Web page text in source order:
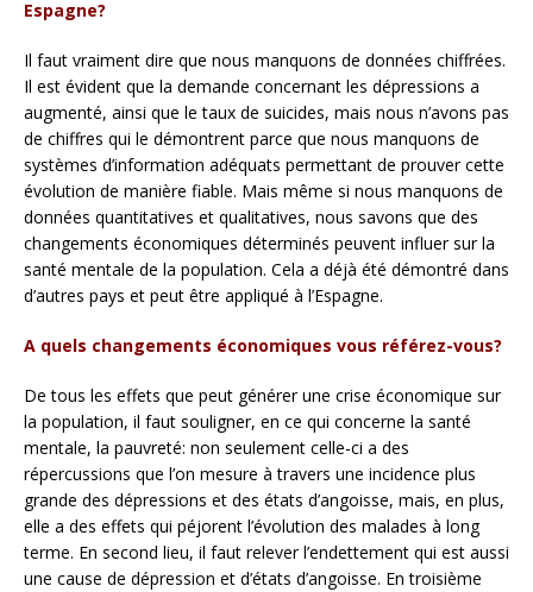
Espagne?
Il faut vraiment dire que nous manquons de données chiffrées.
Il est évident que la demande concernant les dépressions a
augmenté, ainsi que le taux de suicides, mais nous n’avons pas
de chiffres qui le démontrent parce que nous manquons de
systèmes d’information adéquats permettant de prouver cette
évolution de manière fiable. Mais même si nous manquons de
données quantitatives et qualitatives, nous savons que des
changements économiques déterminés peuvent influer sur la
santé mentale de la population. Cela a déjà été démontré dans
d’autres pays et peut être appliqué à l’Espagne.
A quels changements économiques vous référez-vous?
De tous les effets que peut générer une crise économique sur
la population, il faut souligner, en ce qui concerne la santé
mentale, la pauvreté: non seulement celle-ci a des
répercussions que l’on mesure à travers une incidence plus
grande des dépressions et des états d’angoisse, mais, en plus,
elle a des effets qui péjorent l’évolution des malades à long
terme. En second lieu, il faut relever l’endettement qui est aussi
une cause de dépression et d’états d’angoisse. En troisième